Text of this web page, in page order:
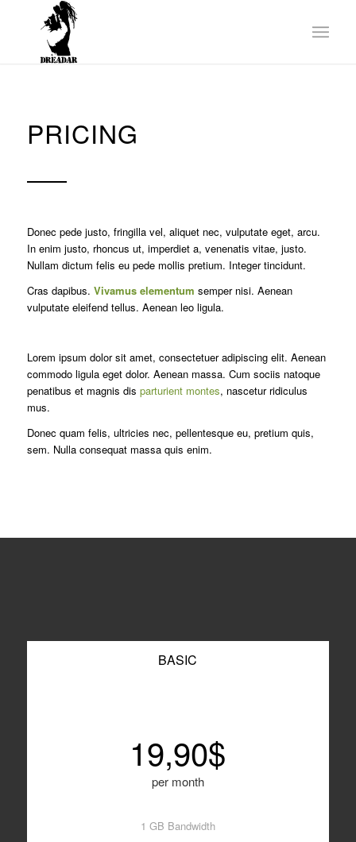
PRICING
Donec pede justo, fringilla vel, aliquet nec, vulputate eget, arcu.
In enim justo, rhoncus ut, imperdiet a, venenatis vitae, justo.
Nullam dictum felis eu pede mollis pretium. Integer tincidunt.
Cras dapibus. Vivamus elementum semper nisi. Aenean
vulputate eleifend tellus. Aenean leo ligula.
Lorem ipsum dolor sit amet, consectetuer adipiscing elit. Aenean
commodo ligula eget dolor. Aenean massa. Cum sociis natoque
penatibus et magnis dis parturient montes, nascetur ridiculus
mus.
Donec quam felis, ultricies nec, pellentesque eu, pretium quis,
sem. Nulla consequat massa quis enim.
BASIC
19,90$
per month
1 GB Bandwidth